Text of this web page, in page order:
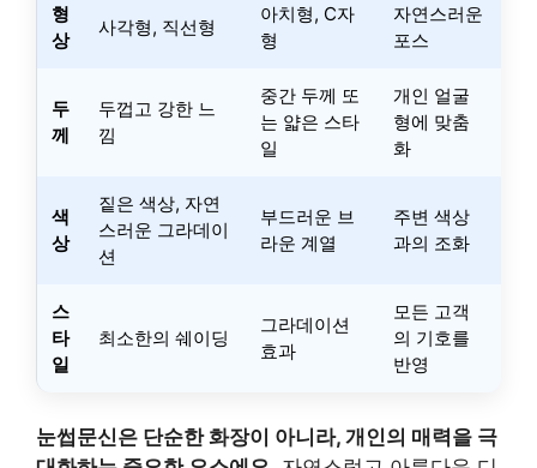
형
상
사각형, 직선형
아치형, C자
형
자연스러운
포스
두
께
두껍고 강한 느
낌
중간 두께 또
는 얇은 스타
일
개인 얼굴
형에 맞춤
화
색
상
짙은 색상, 자연
스러운 그라데이
션
부드러운 브
라운 계열
주변 색상
과의 조화
스
타
일
최소한의 쉐이딩
그라데이션
효과
모든 고객
의 기호를
반영
눈썹문신은 단순한 화장이 아니라, 개인의 매력을 극